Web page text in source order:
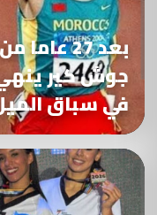
بعد 27
جوش كير
في سباق